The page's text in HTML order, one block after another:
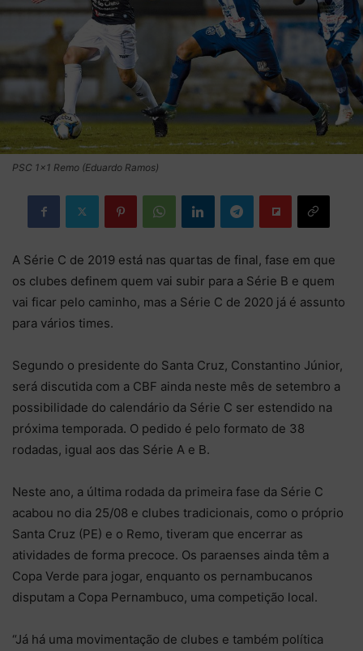
PSC 1x1 Remo (Eduardo Ramos)
A Série C de 2019 está nas quartas de final, fase em que
os clubes definem quem vai subir para a Série B e quem
vai ficar pelo caminho, mas a Série C de 2020 já é assunto
para vários times.
Segundo o presidente do Santa Cruz, Constantino Júnior,
será discutida com a CBF ainda neste mês de setembro a
possibilidade do calendário da Série C ser estendido na
próxima temporada. O pedido é pelo formato de 38
rodadas, igual aos das Série A e B.
Neste ano, a última rodada da primeira fase da Série C
acabou no dia 25/08 e clubes tradicionais, como o próprio
Santa Cruz (PE) e o Remo, tiveram que encerrar as
atividades de forma precoce. Os paraenses ainda têm a
Copa Verde para jogar, enquanto os pernambucanos
disputam a Copa Pernambuco, uma competição local.
“Já há uma movimentação de clubes e também política